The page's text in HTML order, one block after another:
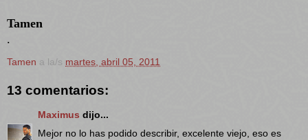
Tamen
.
Tamen a la/s martes, abril 05, 2011
13 comentarios:
Maximus dijo...
Mejor no lo has podido describir, excelente viejo, eso es